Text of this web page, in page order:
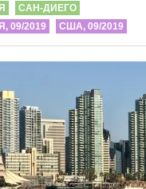
САН-ДИЕГО
09/2019
США, 09/2019